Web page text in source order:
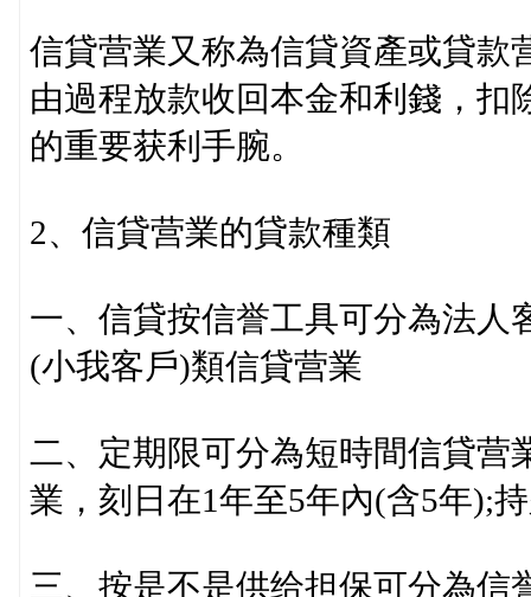
信貸营業又称為信貸資產或貸款
由過程放款收回本金和利錢，扣
的重要获利手腕。
2、信貸营業的貸款種類
一、信貸按信誉工具可分為法人
(小我客戶)類信貸营業
二、定期限可分為短時間信貸营
業，刻日在1年至5年內(含5年);
三、按是不是供给担保可分為信